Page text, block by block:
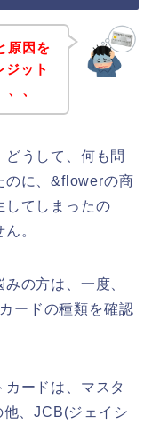
原因を
ット
、
うして、何も問
のに、&flowerの商
してしまったの
。
の方は、一度、
ードの種類を確認
ードは、マスタ
、JCB(ジェイシ